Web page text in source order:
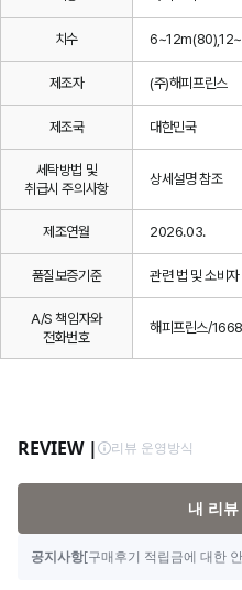
치수
제조자 (주)해피프린스
제조국 대한민국
세탁방법 및
취급시 주의사항
상세설명 참조
제조연월 2026.03.
품질보증기준 관련 법 및 소비
A/S 책임자와
전화번호
해피프린스/